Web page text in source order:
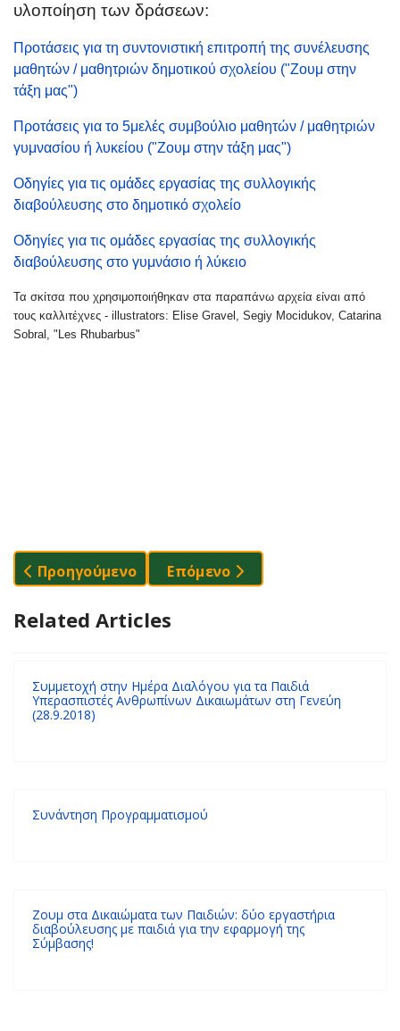
υλοποίηση των δράσεων:
Προτάσεις για τη συντονιστική επιτροπή της συνέλευσης
μαθητών / μαθητριών δημοτικού σχολείου ("Ζουμ στην
τάξη μας")
Προτάσεις για το 5μελές συμβούλιο μαθητών / μαθητριών
γυμνασίου ή λυκείου ("Ζουμ στην τάξη μας")
Οδηγίες για τις ομάδες εργασίας της συλλογικής
διαβούλευσης στο δημοτικό σχολείο
Οδηγίες για τις ομάδες εργασίας της συλλογικής
διαβούλευσης στο γυμνάσιο ή λύκειο
Τα σκίτσα που χρησιμοποιήθηκαν στα παραπάνω αρχεία είναι από
τους καλλιτέχνες - illustrators: Elise Gravel, Segiy Mocidukov, Catarina
Sobral, "Les Rhubarbus"
Προηγούμενο Άρθρο: Διαδικτυακή Έρευνα Για
Προηγούμενο Επόμενο Άρθρο: Στις 17.5 Η
Επόμενο
Related Articles
Συμμετοχή στην Ημέρα Διαλόγου για τα Παιδιά
Υπερασπιστές Ανθρωπίνων Δικαιωμάτων στη Γενεύη
(28.9.2018)
Συνάντηση Προγραμματισμού
Ζουμ στα Δικαιώματα των Παιδιών: δύο εργαστήρια
διαβούλευσης με παιδιά για την εφαρμογή της
Σύμβασης!